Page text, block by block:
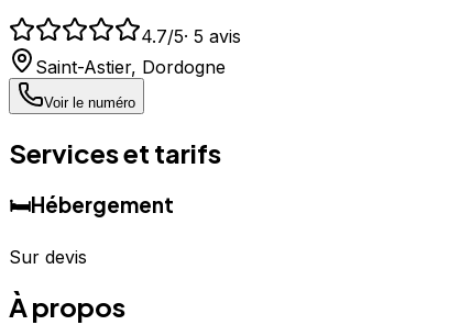
4.7/5· 5 avis
Saint-Astier, Dordogne
Voir le numéro
Services et tarifs
🛏️Hébergement
Sur devis
À propos